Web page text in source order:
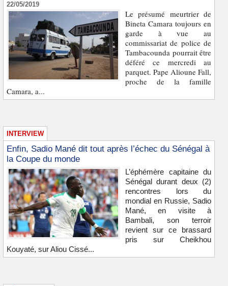
22/05/2019
Le présumé meurtrier de
Bineta Camara toujours en
garde à vue au
commissariat de police de
Tambacounda pourrait être
déféré ce mercredi au
parquet. Pape Alioune Fall,
proche de la famille
Camara, a...
INTERVIEW
Enfin, Sadio Mané dit tout après l’échec du Sénégal à
la Coupe du monde
L’éphémère capitaine du
Sénégal durant deux (2)
rencontres lors du
mondial en Russie, Sadio
Mané, en visite à
Bambali, son terroir
revient sur ce brassard
pris sur Cheikhou
Kouyaté, sur Aliou Cissé...